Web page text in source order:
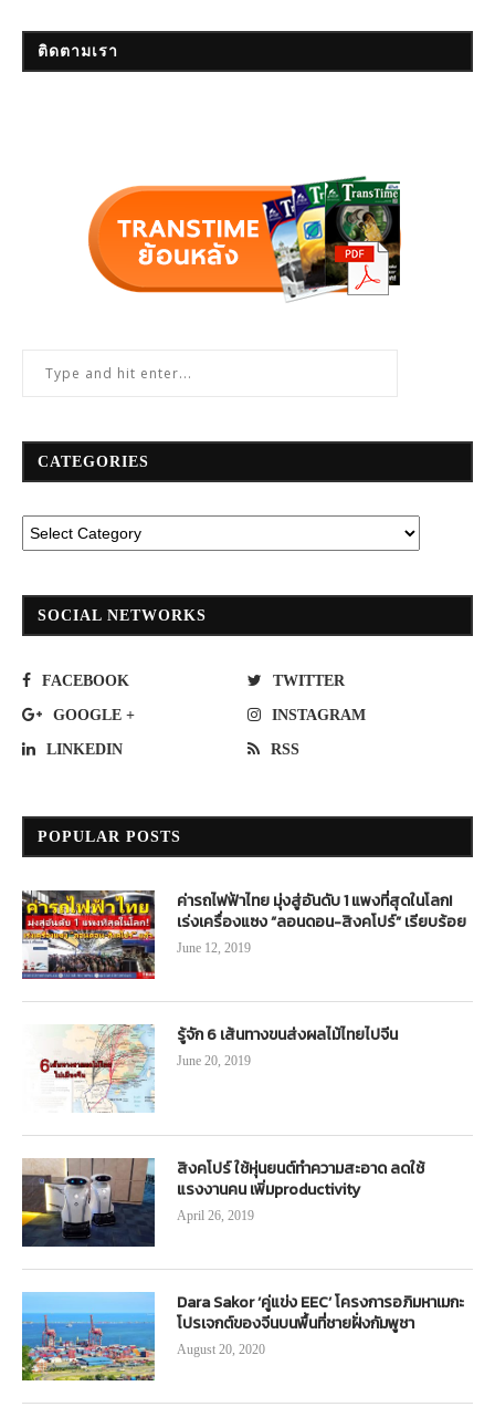
ติดตามเรา
CATEGORIES
SOCIAL NETWORKS
FACEBOOK TWITTER
GOOGLE + INSTAGRAM
LINKEDIN RSS
POPULAR POSTS
ค่ารถไฟฟ้าไทย มุ่งสู่อันดับ 1 แพงที่สุดในโลก!
เร่งเครื่องแซง “ลอนดอน-สิงคโปร์” เรียบร้อย
June 12, 2019
รู้จัก 6 เส้นทางขนส่งผลไม้ไทยไปจีน
June 20, 2019
สิงคโปร์ ใช้หุ่นยนต์ทำความสะอาด ลดใช้
แรงงานคน เพิ่มproductivity
April 26, 2019
Dara Sakor ‘คู่แข่ง EEC’ โครงการอภิมหาเมกะ
โปรเจกต์ของจีนบนพื้นที่ชายฝั่งกัมพูชา
August 20, 2020